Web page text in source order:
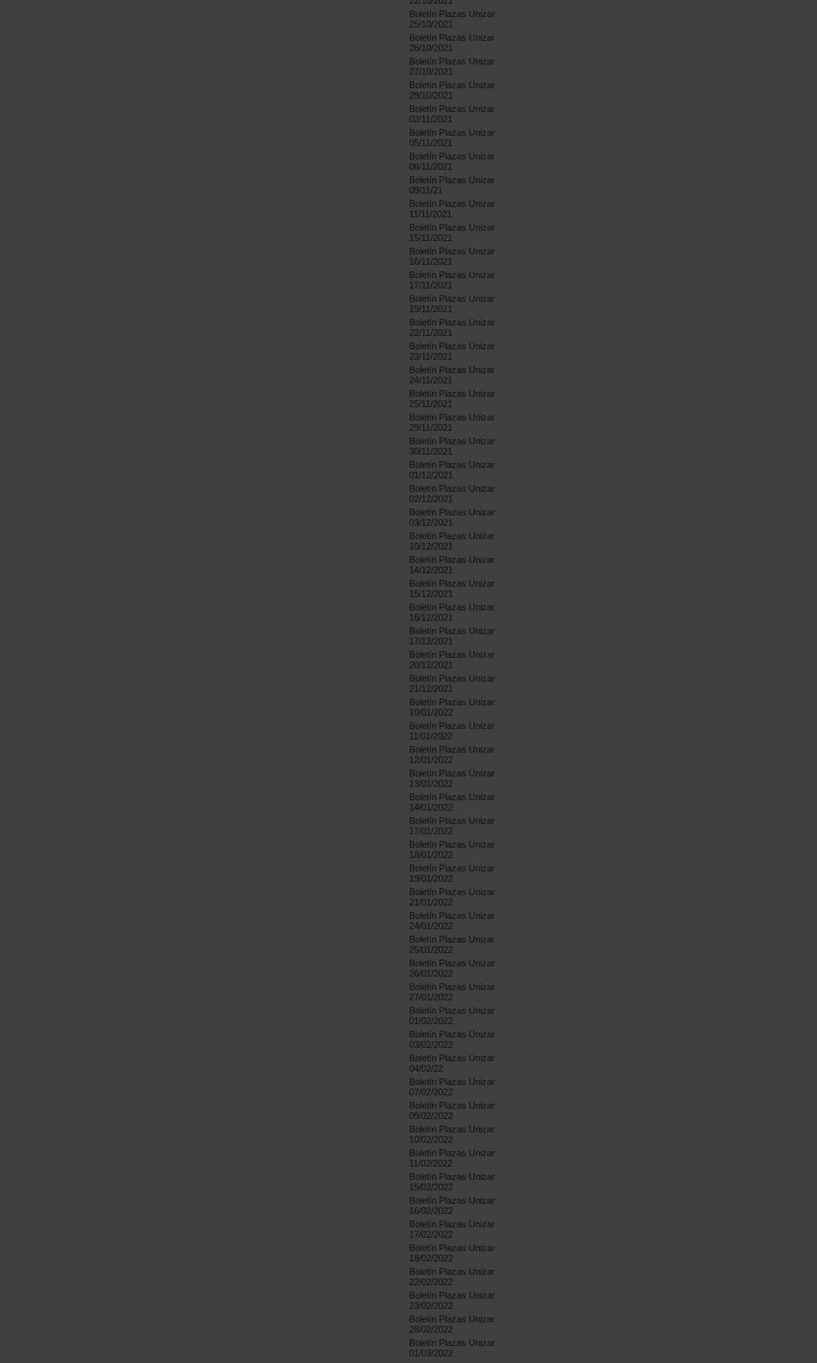
Boletín Plazas Unizar
25/10/2021
Boletín Plazas Unizar
26/10/2021
Boletín Plazas Unizar
27/10/2021
Boletín Plazas Unizar
29/10/2021
Boletín Plazas Unizar
02/11/2021
Boletín Plazas Unizar
05/11/2021
Boletín Plazas Unizar
08/11/2021
Boletín Plazas Unizar
09/11/21
Boletín Plazas Unizar
11/11/2021
Boletín Plazas Unizar
15/11/2021
Boletín Plazas Unizar
16/11/2021
Boletín Plazas Unizar
17/11/2021
Boletín Plazas Unizar
19/11/2021
Boletín Plazas Unizar
22/11/2021
Boletín Plazas Unizar
23/11/2021
Boletín Plazas Unizar
24/11/2021
Boletín Plazas Unizar
25/11/2021
Boletín Plazas Unizar
29/11/2021
Boletín Plazas Unizar
30/11/2021
Boletín Plazas Unizar
01/12/2021
Boletín Plazas Unizar
02/12/2021
Boletín Plazas Unizar
03/12/2021
Boletín Plazas Unizar
10/12/2021
Boletín Plazas Unizar
14/12/2021
Boletín Plazas Unizar
15/12/2021
Boletín Plazas Unizar
16/12/2021
Boletín Plazas Unizar
17/12/2021
Boletín Plazas Unizar
20/12/2021
Boletín Plazas Unizar
21/12/2021
Boletín Plazas Unizar
10/01/2022
Boletín Plazas Unizar
11/01/2022
Boletín Plazas Unizar
12/01/2022
Boletín Plazas Unizar
13/01/2022
Boletín Plazas Unizar
14/01/2022
Boletín Plazas Unizar
17/01/2022
Boletín Plazas Unizar
18/01/2022
Boletín Plazas Unizar
19/01/2022
Boletín Plazas Unizar
21/01/2022
Boletín Plazas Unizar
24/01/2022
Boletín Plazas Unizar
25/01/2022
Boletín Plazas Unizar
26/01/2022
Boletín Plazas Unizar
27/01/2022
Boletín Plazas Unizar
01/02/2022
Boletín Plazas Unizar
03/02/2022
Boletín Plazas Unizar
04/02/22
Boletín Plazas Unizar
07/02/2022
Boletín Plazas Unizar
09/02/2022
Boletín Plazas Unizar
10/02/2022
Boletín Plazas Unizar
11/02/2022
Boletín Plazas Unizar
15/02/2022
Boletín Plazas Unizar
16/02/2022
Boletín Plazas Unizar
17/02/2022
Boletín Plazas Unizar
18/02/2022
Boletín Plazas Unizar
22/02/2022
Boletín Plazas Unizar
23/02/2022
Boletín Plazas Unizar
28/02/2022
Boletín Plazas Unizar
01/03/2022